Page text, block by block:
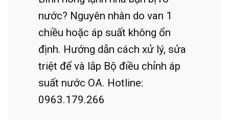
nước? Nguyên nhân do van 1
chiều hoặc áp suất không ổn
định. Hướng dẫn cách xử lý, sửa
triệt để và lắp Bộ điều chỉnh áp
suất nước OA. Hotline:
0963.179.266